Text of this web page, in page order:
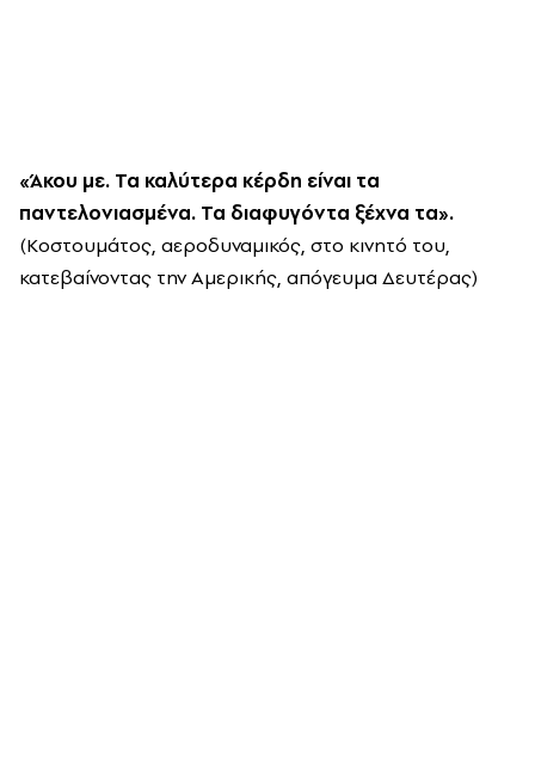
«Άκου με. Τα καλύτερα κέρδη είναι τα
παντελονιασμένα. Τα διαφυγόντα ξέχνα τα».
(Κοστουμάτος, αεροδυναμικός, στο κινητό του,
κατεβαίνοντας την Αμερικής, απόγευμα Δευτέρας)